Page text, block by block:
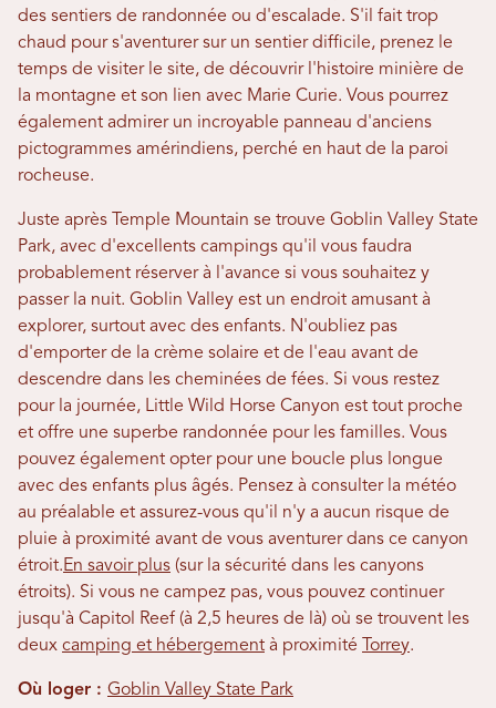
des sentiers de randonnée ou d'escalade. S'il fait trop
chaud pour s'aventurer sur un sentier difficile, prenez le
temps de visiter le site, de découvrir l'histoire minière de
la montagne et son lien avec Marie Curie. Vous pourrez
également admirer un incroyable panneau d'anciens
pictogrammes amérindiens, perché en haut de la paroi
rocheuse.
Juste après Temple Mountain se trouve Goblin Valley State
Park, avec d'excellents campings qu'il vous faudra
probablement réserver à l'avance si vous souhaitez y
passer la nuit. Goblin Valley est un endroit amusant à
explorer, surtout avec des enfants. N'oubliez pas
d'emporter de la crème solaire et de l'eau avant de
descendre dans les cheminées de fées. Si vous restez
pour la journée, Little Wild Horse Canyon est tout proche
et offre une superbe randonnée pour les familles. Vous
pouvez également opter pour une boucle plus longue
avec des enfants plus âgés. Pensez à consulter la météo
au préalable et assurez-vous qu'il n'y a aucun risque de
pluie à proximité avant de vous aventurer dans ce canyon
étroit.En savoir plus (sur la sécurité dans les canyons
étroits). Si vous ne campez pas, vous pouvez continuer
jusqu'à Capitol Reef (à 2,5 heures de là) où se trouvent les
deux camping et hébergement à proximité Torrey.
Où loger : Goblin Valley State Park